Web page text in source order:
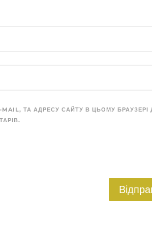
ТА АДРЕСУ САЙТУ В ЦЬОМУ БРАУЗЕРІ